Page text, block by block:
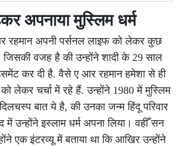
अपनाया मुस्लिम धर्म
रहमान अपनी पर्सनल लाइफ को लेकर कुछ
वजह है की उन्होंने शादी के 29 साल
कर दी है. वैसे ए आर रहमान हमेशा से ही
लेकर चर्चा में रहे हैं. उन्होंने 1980 में मुस्लिम
बात ये है, की उनका जन्म हिंदू परिवार
उन्होंने इस्लाम धर्म अपना लिया। वहीँ सन
एक इंटरव्यू में बताया था कि आखिर उन्होंने